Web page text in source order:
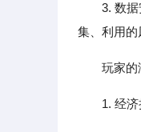
3. 数
集、利用的
玩家的
1. 经